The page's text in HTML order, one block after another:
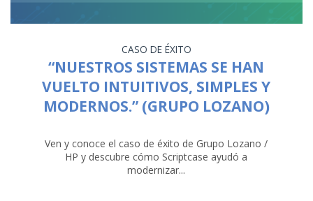
CASO DE ÉXITO
“NUESTROS SISTEMAS SE HAN
VUELTO INTUITIVOS, SIMPLES Y
MODERNOS.” (GRUPO LOZANO)
Ven y conoce el caso de éxito de Grupo Lozano /
HP y descubre cómo Scriptcase ayudó a
modernizar...